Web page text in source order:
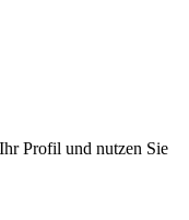
Profil und nutzen Sie